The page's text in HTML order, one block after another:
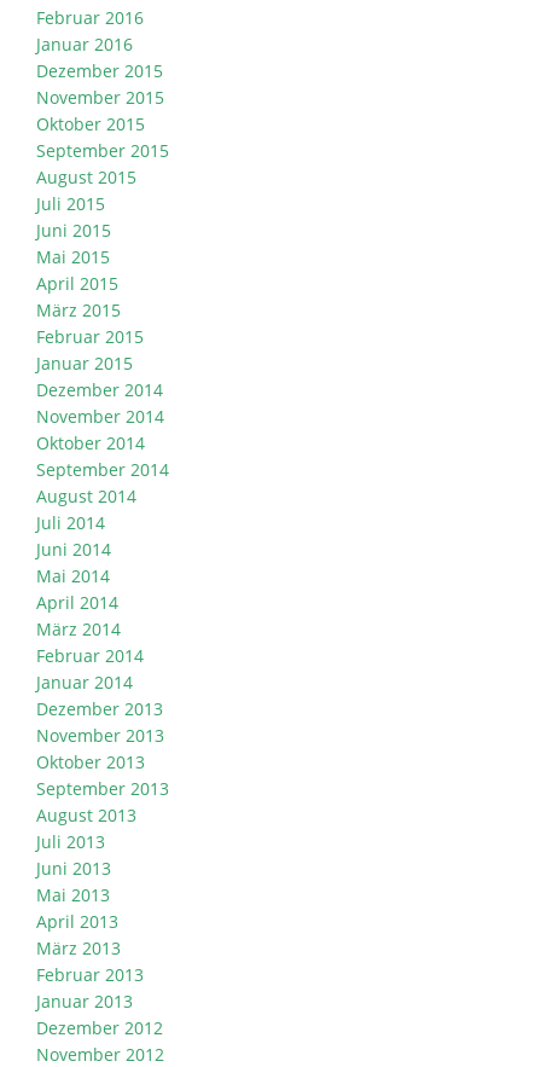
Februar 2016
Januar 2016
Dezember 2015
November 2015
Oktober 2015
September 2015
August 2015
Juli 2015
Juni 2015
Mai 2015
April 2015
März 2015
Februar 2015
Januar 2015
Dezember 2014
November 2014
Oktober 2014
September 2014
August 2014
Juli 2014
Juni 2014
Mai 2014
April 2014
März 2014
Februar 2014
Januar 2014
Dezember 2013
November 2013
Oktober 2013
September 2013
August 2013
Juli 2013
Juni 2013
Mai 2013
April 2013
März 2013
Februar 2013
Januar 2013
Dezember 2012
November 2012